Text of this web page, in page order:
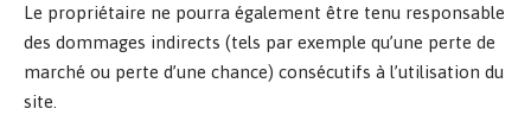
Le propriétaire ne pourra également être tenu responsable
des dommages indirects (tels par exemple qu’une perte de
marché ou perte d’une chance) consécutifs à l’utilisation du
site.